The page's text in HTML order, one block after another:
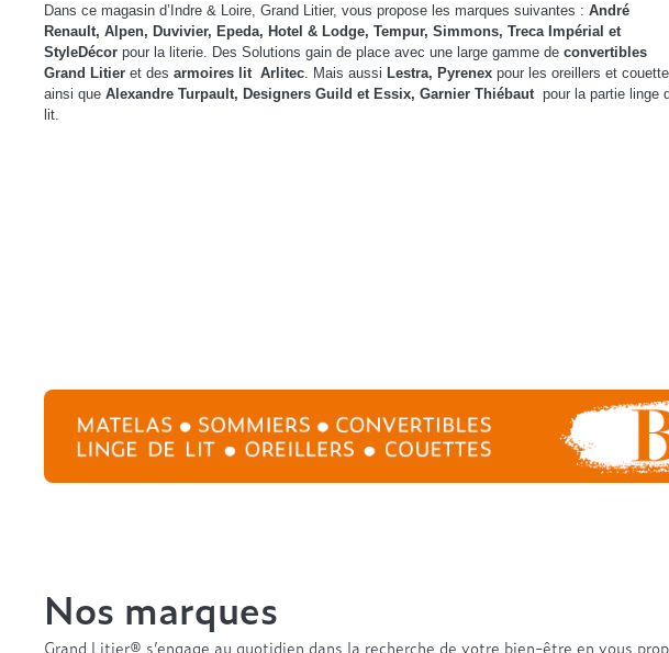
Dans ce magasin d’Indre & Loire, Grand Litier, vous propose les marques suivantes : André
Renault, Alpen, Duvivier, Epeda, Hotel & Lodge, Tempur, Simmons, Treca Impérial et
StyleDécor pour la literie. Des Solutions gain de place avec une large gamme de convertibles
Grand Litier et des armoires lit Arlitec . Mais aussi Lestra, Pyrenex pour les oreillers et couette,
ainsi que Alexandre Turpault, Designers Guild et Essix, Garnier Thiébaut pour la partie linge
lit.
Nos marques
Grand Litier® s’engage au quotidien dans la recherche de votre bien-être en vous